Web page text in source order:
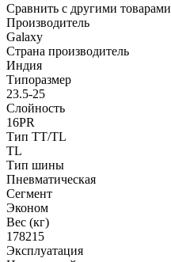
Сравнить с другими товарами
Производитель
Galaxy
Страна производитель
Индия
Типоразмер
23.5-25
Слойность
16PR
Тип TT/TL
TL
Тип шины
Пневматическая
Сегмент
Эконом
Вес (кг)
178215
Эксплуатация